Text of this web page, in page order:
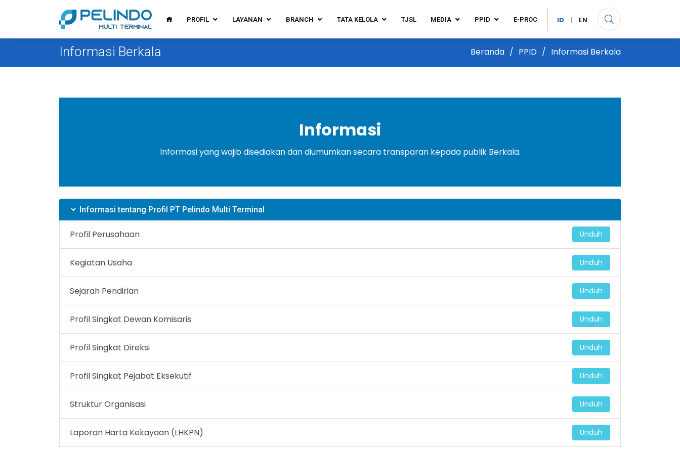
PROFIL LAYANAN BRANCH TATA KELOLA TJSL MEDIA PPID E-PROC ID | EN
Informasi Berkala Beranda PPID Informasi Berkala
Informasi
Informasi yang wajib disediakan dan diumumkan secara transparan kepada publik Berkala.
Informasi tentang Profil PT Pelindo Multi Terminal
Profil Perusahaan Unduh
Kegiatan Usaha Unduh
Sejarah Pendirian Unduh
Profil Singkat Dewan Komisaris Unduh
Profil Singkat Direksi Unduh
Profil Singkat Pejabat Eksekutif Unduh
Struktur Organisasi Unduh
Laporan Harta Kekayaan (LHKPN) Unduh